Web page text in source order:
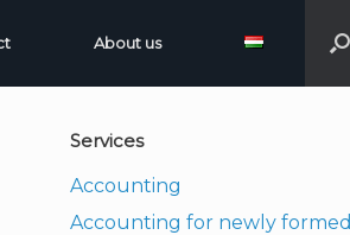
About us
Services
Accounting
Accounting for newly formed